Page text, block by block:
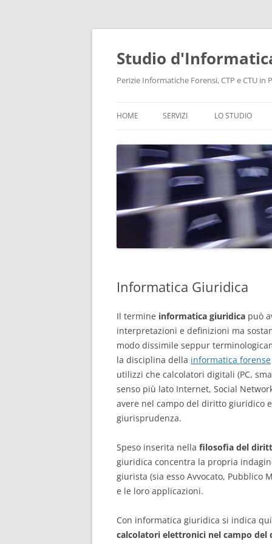
Vai
contenuto
Studio
Perizie Informatiche Forensi, CTP e CTU in
HOME SERVIZI
CONSULENZA INFORMATICA
PROTEZIONE DATI E PRIVACY
RECUPERO DATI
CONSULENTE INFORMATICO
LO STUDIO
Informatica Giuridica
Il termine informatica giuridica può
interpretazioni e definizioni ma
modo dissimile seppur
la disciplina della informatica forense
utilizzi che calcolatori digitali (PC,
senso più lato Internet, Social
avere nel campo del diritto giuridico
giurisprudenza.
Speso inserita nella filosofia del
giuridica concentra la propria
giurista (sia esso Avvocato, Pubblico
e le loro applicazioni.
Con informatica giuridica si indica
calcolatori elettronici nel campo